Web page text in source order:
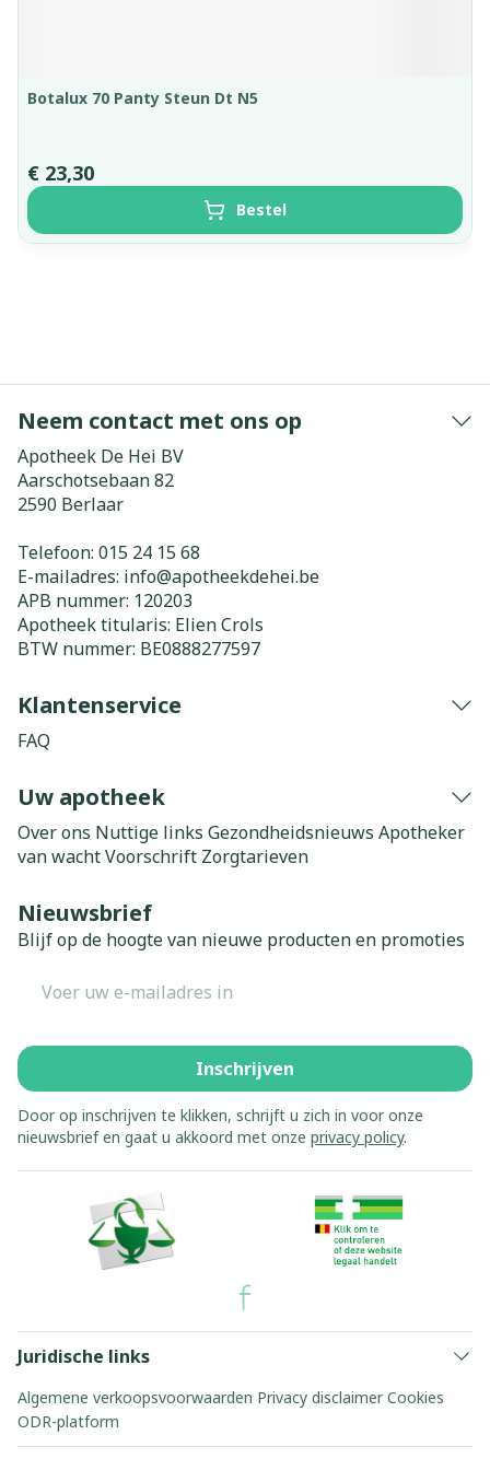
Botalux 70 Panty Steun Dt N5
€ 23,30
Bestel
Neem contact met ons op
Apotheek De Hei BV
Aarschotsebaan 82
2590 Berlaar
Telefoon: 015 24 15 68
E-mailadres: info@apotheekdehei.be
APB nummer: 120203
Apotheek titularis: Elien Crols
BTW nummer: BE0888277597
Klantenservice
FAQ
Uw apotheek
Over ons Nuttige links Gezondheidsnieuws Apotheker
van wachtVoorschrift Zorgtarieven
Nieuwsbrief
Blijf op de hoogte van nieuwe producten en promoties
Inschrijven
Door op inschrijven te klikken, schrijft u zich in voor onze
nieuwsbrief en gaat u akkoord met onze privacy policy.
Juridische links
Algemene verkoopsvoorwaarden Privacy disclaimer Cookies
ODR-platform